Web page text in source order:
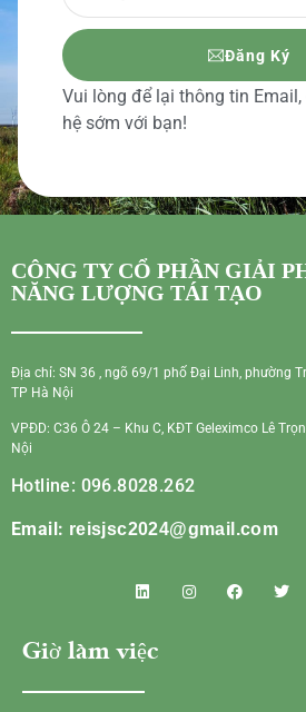
Đăng Ký
Vui lòng để lại thông tin
hệ sớm với bạn!
CÔNG TY CỔ PHẦN GIẢI
NĂNG LƯỢNG TÁI TẠO
Địa chỉ: SN 36 , ngõ 69/1 phố Đại Linh, phường
TP Hà Nội
VPĐD: C36 Ô 24 – Khu C, KĐT Geleximco Lê
Nội
Hotline: 096.8028.262
Email: reisjsc2024@gmail.com
Giờ làm việc